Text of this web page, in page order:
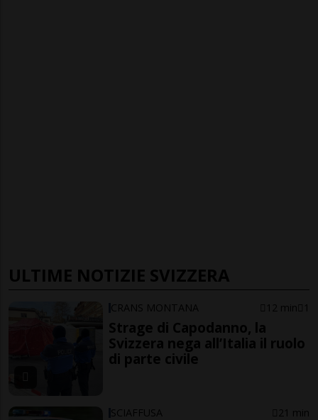
ULTIME NOTIZIE SVIZZERA
CRANS MONTANA 12 min 1
Strage di Capodanno, la
Svizzera nega all’Italia il ruolo
di parte civile
SCIAFFUSA 21 min